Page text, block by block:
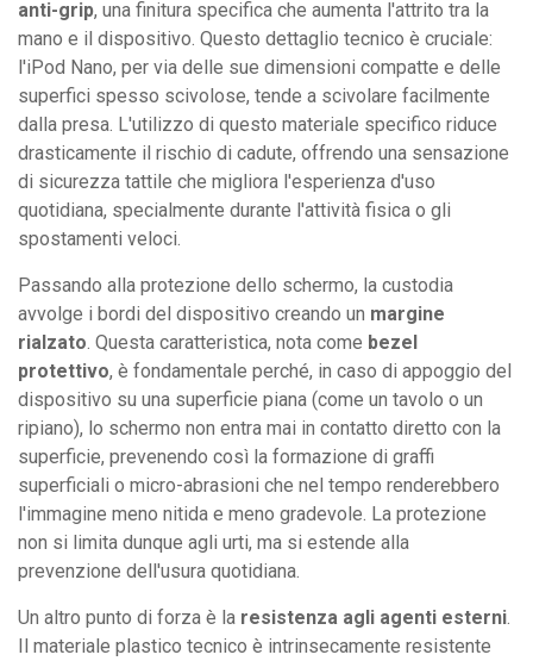
anti-grip, una finitura specifica che aumenta l'attrito tra la
mano e il dispositivo. Questo dettaglio tecnico è cruciale:
l'iPod Nano, per via delle sue dimensioni compatte e delle
superfici spesso scivolose, tende a scivolare facilmente
dalla presa. L'utilizzo di questo materiale specifico riduce
drasticamente il rischio di cadute, offrendo una sensazione
di sicurezza tattile che migliora l'esperienza d'uso
quotidiana, specialmente durante l'attività fisica o gli
spostamenti veloci.
Passando alla protezione dello schermo, la custodia
avvolge i bordi del dispositivo creando un margine
rialzato . Questa caratteristica, nota come bezel
protettivo, è fondamentale perché, in caso di appoggio del
dispositivo su una superficie piana (come un tavolo o un
ripiano), lo schermo non entra mai in contatto diretto con la
superficie, prevenendo così la formazione di graffi
superficiali o micro-abrasioni che nel tempo renderebbero
l'immagine meno nitida e meno gradevole. La protezione
non si limita dunque agli urti, ma si estende alla
prevenzione dell'usura quotidiana.
Un altro punto di forza è la resistenza agli agenti esterni
Il materiale plastico tecnico è intrinsecamente resistente